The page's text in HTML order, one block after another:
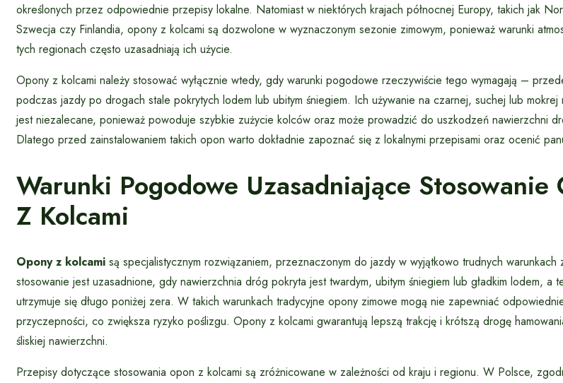
określonych przez odpowiednie przepisy lokalne. Natomiast w niektórych krajach północnej Europy, takich jak
Szwecja czy Finlandia, opony z kolcami są dozwolone w wyznaczonym sezonie zimowym, ponieważ warunki
tych regionach często uzasadniają ich użycie.
Opony z kolcami należy stosować wyłącznie wtedy, gdy warunki pogodowe rzeczywiście tego wymagają –
podczas jazdy po drogach stale pokrytych lodem lub ubitym śniegiem. Ich używanie na czarnej, suchej lub mokrej
jest niezalecane, ponieważ powoduje szybkie zużycie kolców oraz może prowadzić do uszkodzeń nawierzchni
Dlatego przed zainstalowaniem takich opon warto dokładnie zapoznać się z lokalnymi przepisami oraz ocenić
Warunki Pogodowe Uzasadniające Stosowanie
Z Kolcami
Opony z kolcami są specjalistycznym rozwiązaniem, przeznaczonym do jazdy w wyjątkowo trudnych warunkach
stosowanie jest uzasadnione, gdy nawierzchnia dróg pokryta jest twardym, ubitym śniegiem lub gładkim lodem, a
utrzymuje się długo poniżej zera. W takich warunkach tradycyjne opony zimowe mogą nie zapewniać
przyczepności, co zwiększa ryzyko poślizgu. Opony z kolcami gwarantują lepszą trakcję i krótszą drogę
śliskiej nawierzchni.
Przepisy dotyczące stosowania opon z kolcami są zróżnicowane w zależności od kraju i regionu. W Polsce,